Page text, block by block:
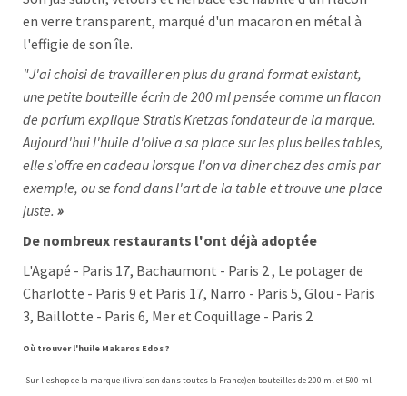
en verre transparent, marqué d'un macaron en métal à
l'effigie de son île.
"J'ai choisi de travailler en plus du grand format existant,
une petite bouteille écrin de 200 ml pensée comme un flacon
de parfum explique Stratis Kretzas fondateur de la marque.
Aujourd'hui l'huile d'olive a sa place sur les plus belles tables,
elle s'offre en cadeau lorsque l'on va diner chez des amis par
exemple, ou se fond dans l'art de la table et trouve une place
juste. »
De nombreux restaurants l'ont déjà adoptée
L'Agapé - Paris 17, Bachaumont - Paris 2 , Le potager de
Charlotte - Paris 9 et Paris 17, Narro - Paris 5, Glou - Paris
3, Baillotte - Paris 6, Mer et Coquillage - Paris 2
Où trouver l'huile Makaros Edos ?
Sur l'eshop de la marque (livraison dans toutes la France)en bouteilles de 200 ml et 500 ml